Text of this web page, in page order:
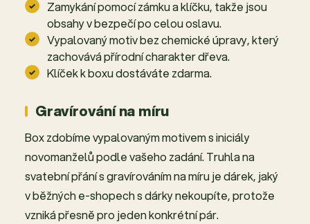
Zamykání pomocí zámku a klíčku, takže jsou
obsahy v bezpečí po celou oslavu.
Vypalovaný motiv bez chemické úpravy, který
zachovává přírodní charakter dřeva.
Klíček k boxu dostáváte zdarma.
Gravírování na míru
Box zdobíme vypalovaným motivem s iniciály
novomanželů podle vašeho zadání. Truhla na
svatební přání s gravírováním na míru je dárek, jaký
v běžných e-shopech s dárky nekoupíte, protože
vzniká přesně pro jeden konkrétní pár.